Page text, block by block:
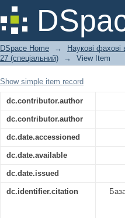
Результати
DSpace Home → Наукові
27 (спеціальний)
→ View Item
Show simple item record
dc.contributor.author
dc.contributor.author
dc.date.accessioned
dc.date.available
dc.date.issued
dc.identifier.citation